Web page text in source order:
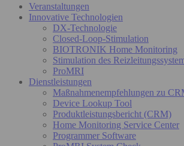
Veranstaltungen
Innovative Technologien
DX-Technologie
Closed-Loop-Stimulation
BIOTRONIK Home Monitoring
Stimulation des
ProMRI
Dienstleistungen
Maßnahmenempfehlungen zu
Device Lookup Tool
Produktleistungsbericht (CRM)
Home Monitoring Service Center
Programmer Software